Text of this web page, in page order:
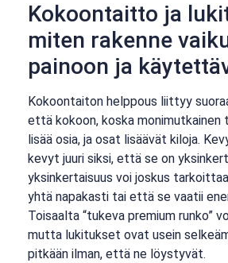
Kokoontaitto ja
miten rakenne
painoon ja
Kokoontaiton helppous liittyy
että kokoon, koska monimutkainen
lisää osia, ja osat lisäävät kiloja.
kevyt juuri siksi, että se on
yksinkertaisuus voi joskus
yhtä napakasti tai että se vaatii
Toisaalta “tukeva premium runko”
mutta lukitukset ovat usein
pitkään ilman, että ne löystyvät.